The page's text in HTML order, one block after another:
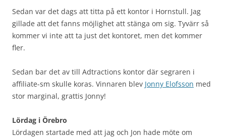
Sedan var det dags att titta på ett kontor i Hornstull. Jag
gillade att det fanns möjlighet att stänga om sig. Tyvärr så
kommer vi inte att ta just det kontoret, men det kommer
fler.
Sedan bar det av till Adtractions kontor där segraren i
affiliate-sm skulle koras. Vinnaren blev Jonny Elofsson med
stor marginal, grattis Jonny!
Lördag i Örebro
Lördagen startade med att jag och Jon hade möte om